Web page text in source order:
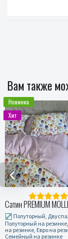
Вам также
Хит
Новинка
Сатин PREMIUM MOLLI
Полуторный,
Полуторный на
на резинке, Евро на
Семейный на резинке